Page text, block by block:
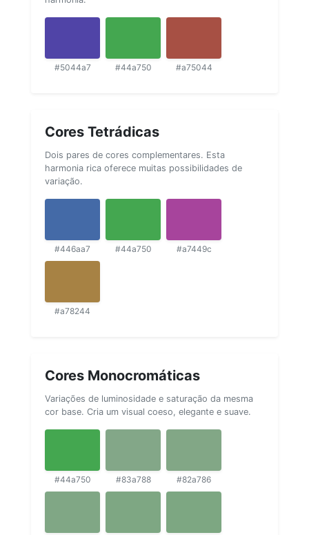
#5044a7 #44a750 #a75044
Cores Tetrádicas
Dois pares de cores complementares. Esta
harmonia rica oferece muitas possibilidades de
variação.
#446aa7 #44a750 #a7449c
#a78244
Cores Monocromáticas
Variações de luminosidade e saturação da mesma
cor base. Cria um visual coeso, elegante e suave.
#44a750 #83a788 #82a786